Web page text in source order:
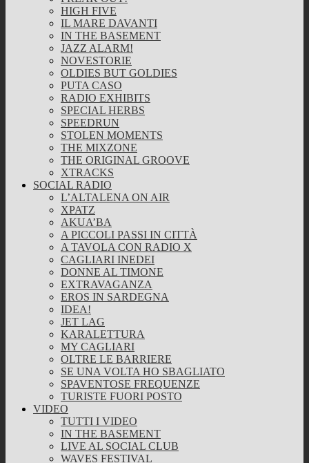
HIGH FIVE
IL MARE DAVANTI
IN THE BASEMENT
JAZZ ALARM!
NOVESTORIE
OLDIES BUT GOLDIES
PUTA CASO
RADIO EXHIBITS
SPECIAL HERBS
SPEEDRUN
STOLEN MOMENTS
THE MIXZONE
THE ORIGINAL GROOVE
XTRACKS
SOCIAL RADIO
L’ALTALENA ON AIR
XPATZ
AKUA’BA
A PICCOLI PASSI IN CITTÀ
A TAVOLA CON RADIO X
CAGLIARI INEDEI
DONNE AL TIMONE
EXTRAVAGANZA
EROS IN SARDEGNA
IDEA!
JET LAG
KARALETTURA
MY CAGLIARI
OLTRE LE BARRIERE
SE UNA VOLTA HO SBAGLIATO
SPAVENTOSE FREQUENZE
TURISTE FUORI POSTO
VIDEO
TUTTI I VIDEO
IN THE BASEMENT
LIVE AL SOCIAL CLUB
WAVES FESTIVAL